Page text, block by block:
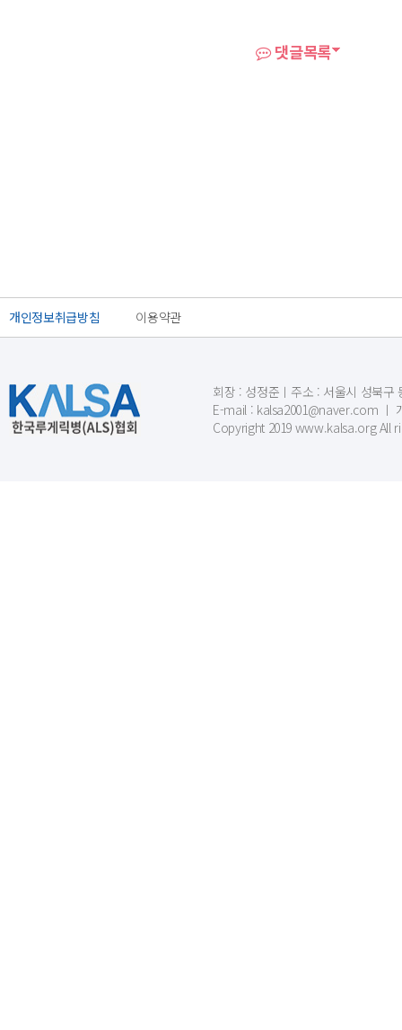
댓글목록
개인정보취급방침 이용약관
회장 : 성정준ㅣ주소 : 서울시 성북구
E-mail : kalsa2001@naver.com ㅣ
Copyright 2019 www.kalsa.org All